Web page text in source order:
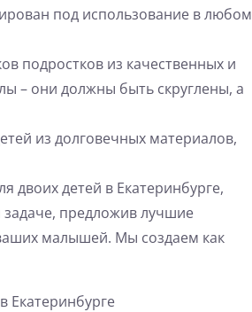
под использование в любом
подростков из качественных и
– они должны быть скруглены, а
из долговечных материалов,
двоих детей в Екатеринбурге,
предложив лучшие
малышей. Мы создаем как
Екатеринбурге